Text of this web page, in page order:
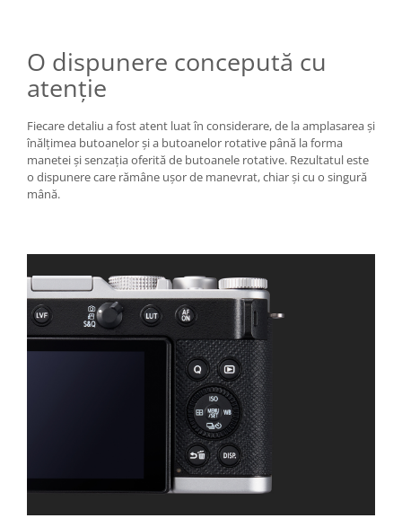
O dispunere concepută cu
atenție
Fiecare detaliu a fost atent luat în considerare, de la amplasarea și
înălțimea butoanelor și a butoanelor rotative până la forma
manetei și senzația oferită de butoanele rotative. Rezultatul este
o dispunere care rămâne ușor de manevrat, chiar și cu o singură
mână.